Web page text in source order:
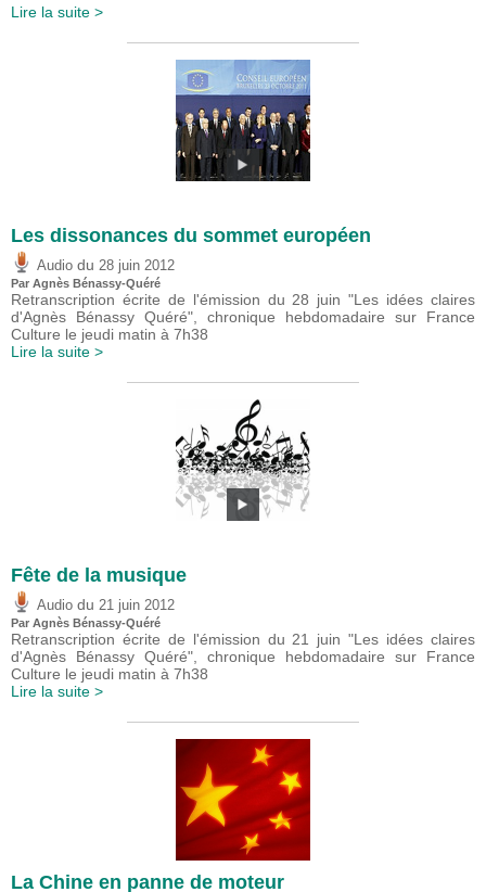
Lire la suite >
Les dissonances du sommet européen
Audio du 28 juin 2012
Par Agnès Bénassy-Quéré
Retranscription écrite de l'émission du 28 juin "Les idées claires
d'Agnès Bénassy Quéré", chronique hebdomadaire sur France
Culture le jeudi matin à 7h38
Lire la suite >
Fête de la musique
Audio du 21 juin 2012
Par Agnès Bénassy-Quéré
Retranscription écrite de l'émission du 21 juin "Les idées claires
d'Agnès Bénassy Quéré", chronique hebdomadaire sur France
Culture le jeudi matin à 7h38
Lire la suite >
La Chine en panne de moteur